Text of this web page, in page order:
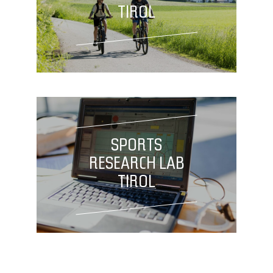
TIROL
SPORTS
RESEARCH LAB
TIROL